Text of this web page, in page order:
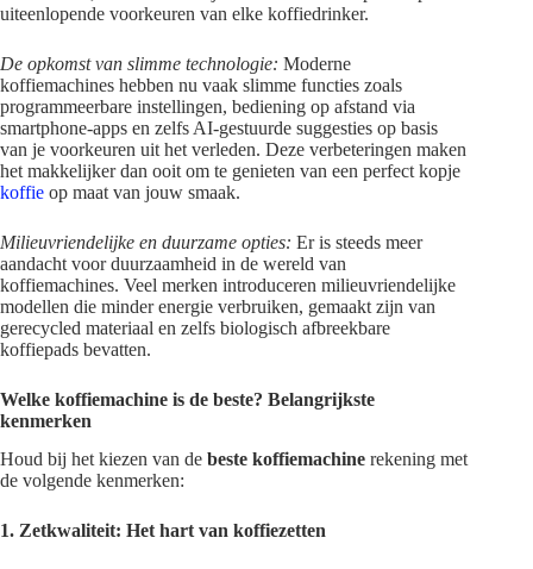
uiteenlopende voorkeuren van elke koffiedrinker.
De opkomst van slimme technologie: Moderne
koffiemachines hebben nu vaak slimme functies zoals
programmeerbare instellingen, bediening op afstand via
smartphone-apps en zelfs AI-gestuurde suggesties op basis
van je voorkeuren uit het verleden. Deze verbeteringen maken
het makkelijker dan ooit om te genieten van een perfect kopje
koffie op maat van jouw smaak.
Milieuvriendelijke en duurzame opties: Er is steeds meer
aandacht voor duurzaamheid in de wereld van
koffiemachines. Veel merken introduceren milieuvriendelijke
modellen die minder energie verbruiken, gemaakt zijn van
gerecycled materiaal en zelfs biologisch afbreekbare
koffiepads bevatten.
Welke koffiemachine is de beste? Belangrijkste
kenmerken
Houd bij het kiezen van de beste koffiemachine rekening met
de volgende kenmerken:
1. Zetkwaliteit: Het hart van koffiezetten